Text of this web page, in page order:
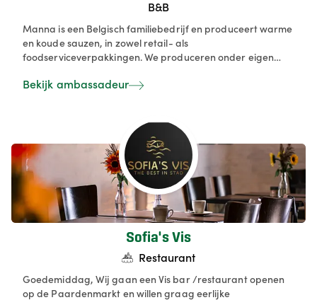
B&B
Manna is een Belgisch familiebedrijf en produceert warme
en koude sauzen, in zowel retail- als
foodserviceverpakkingen. We produceren onder eigen
Bekijk ambassadeur
Sofia's Vis
Restaurant
Goedemiddag, Wij gaan een Vis bar /restaurant openen
op de Paardenmarkt en willen graag eerlijke